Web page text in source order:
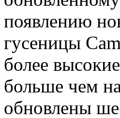
появлению
гусеницы
более
больше чем
обновлены